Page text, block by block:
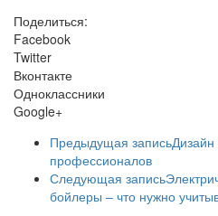
Поделиться:
Facebook
Twitter
Вконтакте
Одноклассники
Google+
Предыдущая запись
профессионалов
Следующая запись
бойлеры – что нужно